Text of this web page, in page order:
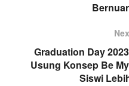
Graduation Day
Usung Konsep Be
Siswi